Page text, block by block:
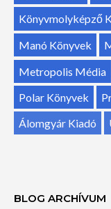
Könyvmolyképző
Manó Könyvek
Metropolis Média
Polar Könyvek
Álomgyár Kiadó
BLOG ARCHÍVUM